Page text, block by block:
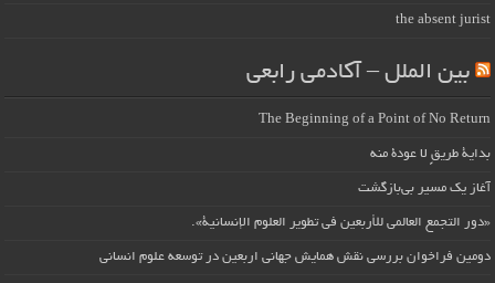
the absent jurist
بین الملل – آکادمی رابعی
The Beginning of a Point of No Return
بداية طريقٍ لا عودة منه
آغاز یک مسیر بی‌بازگشت
«دور التجمع العالمي للأربعين في تطوير العلوم الإنسانية».
دومین فراخوان بررسی نقش همایش جهانی اربعین در توسعه علوم انسانی